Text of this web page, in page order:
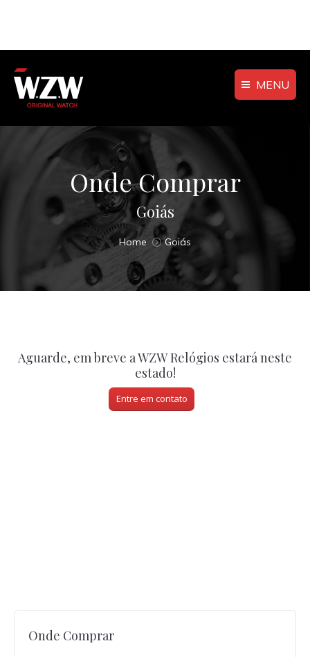
MENU
Onde Comprar
Goiás
You are here:Home Goiás
Aguarde, em breve a WZW Relógios estará neste
estado!
Entre em contato
Onde Comprar